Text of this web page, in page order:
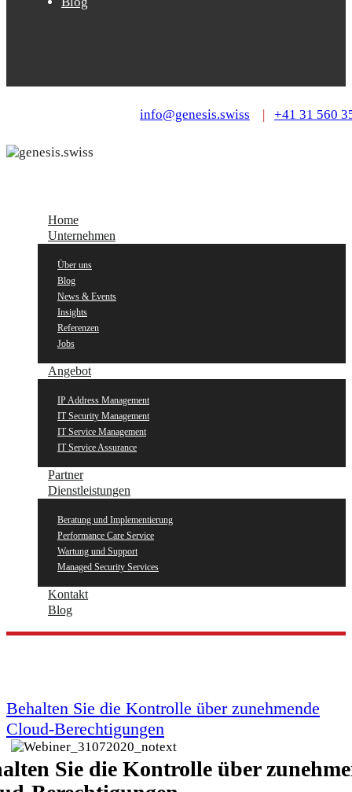
info@genesis.swiss | +41 31 560
Home
Unternehmen
Über uns
Blog
News & Events
Insights
Referenzen
Jobs
Angebot
IP Address Management
IT Security Management
IT Service Management
IT Service Assurance
Partner
Dienstleistungen
Beratung und Implementierung
Performance Care Service
Wartung und Support
Managed Security Services
Kontakt
Blog
Behalten Sie die Kontrolle über zunehmende
Cloud-Berechtigungen
Sie die Kontrolle über